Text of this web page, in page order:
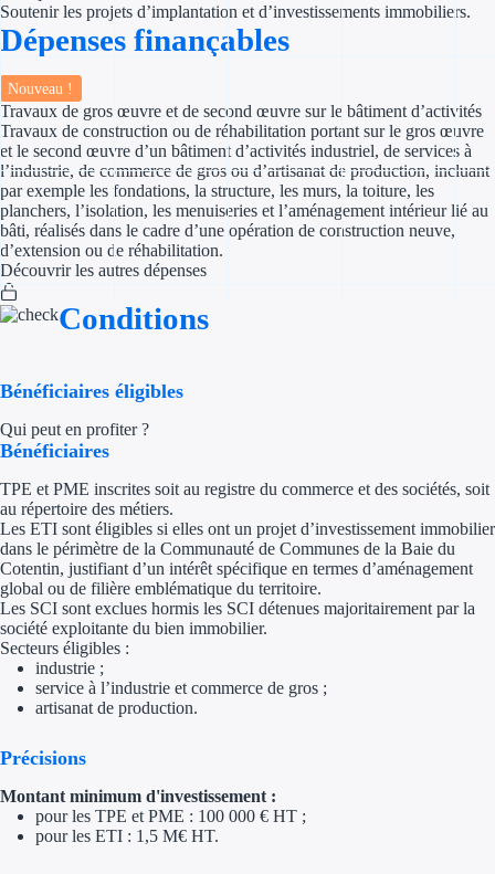
Par financeur
Aides par
Aides
Quelles aides pour
Ouvrage
Territoires
Soutenir les projets d’implantation et d’investissements immobiliers.
Dépenses finançables
Nouveau !
Travaux de gros œuvre et de second œuvre sur le bâtiment d’activités
Travaux de construction ou de réhabilitation portant sur le gros œuvre
et le second œuvre d’un bâtiment d’activités industriel, de services à
l’industrie, de commerce de gros ou d’artisanat de production, incluant
par exemple les fondations, la structure, les murs, la toiture, les
planchers, l’isolation, les menuiseries et l’aménagement intérieur lié au
bâti, réalisés dans le cadre d’une opération de construction neuve,
d’extension ou de réhabilitation.
Découvrir les autres dépenses
Conditions
Bénéficiaires éligibles
Qui peut en profiter ?
Bénéficiaires
TPE et PME inscrites soit au registre du commerce et des sociétés, soit
au répertoire des métiers.
Les ETI sont éligibles si elles ont un projet d’investissement immobilier
dans le périmètre de la Communauté de Communes de la Baie du
Cotentin, justifiant d’un intérêt spécifique en termes d’aménagement
global ou de filière emblématique du territoire.
Les SCI sont exclues hormis les SCI détenues majoritairement par la
société exploitante du bien immobilier.
Secteurs éligibles :
industrie ;
service à l’industrie et commerce de gros ;
artisanat de production.
Précisions
Montant minimum d'investissement :
pour les TPE et PME : 100 000 € HT ;
pour les ETI : 1,5 M€ HT.